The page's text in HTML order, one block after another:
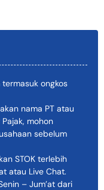
ongkos
nama PT atau
mohon
sebelum
STOK terlebih
atau Live Chat.
– Jum’at dari